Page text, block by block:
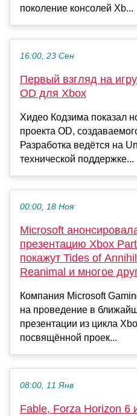
поколение консолей Xb...
16:00, 23 Сен
Первый взгляд на
OD для Xbox
Хидео Кодзима показал
проекта OD,
Разработка ведётся на
технической поддержке...
00:00, 18 Ноя
Microsoft
презентацию Xbox
покажут Tides of
Reanimal и многое
Компания Microsoft
на проведение в
презентации из цикла
посвящённой проек...
08:00, 11 Янв
Fable, Forza Horizon 6